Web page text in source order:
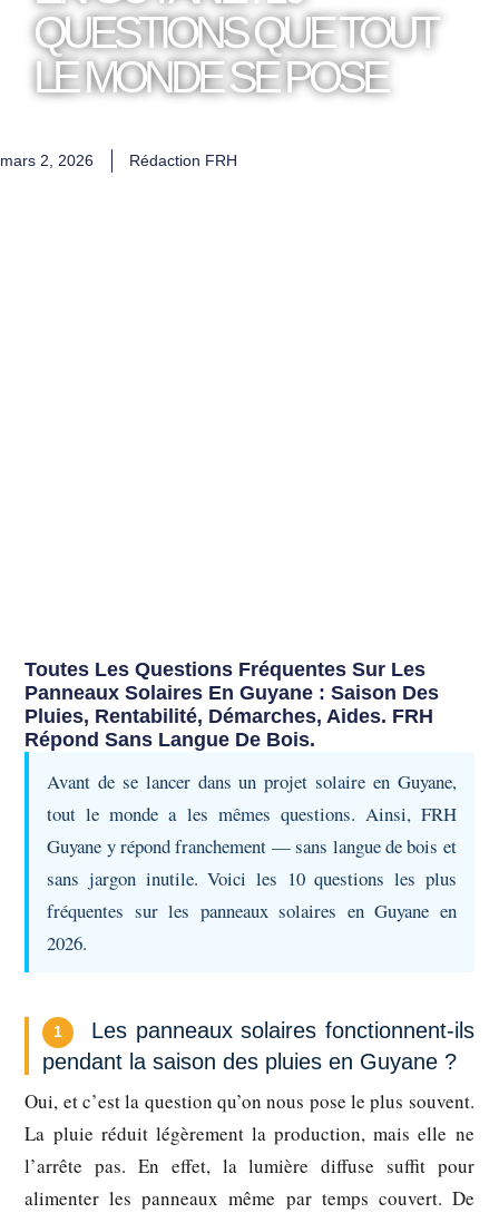
QUESTIONS QUE TOUT
LE MONDE SE POSE
mars 2, 2026 Rédaction FRH
Toutes Les Questions Fréquentes Sur Les
Panneaux Solaires En Guyane : Saison Des
Pluies, Rentabilité, Démarches, Aides. FRH
Répond Sans Langue De Bois.
Avant de se lancer dans un projet solaire en Guyane,
tout le monde a les mêmes questions. Ainsi, FRH
Guyane y répond franchement — sans langue de bois et
sans jargon inutile. Voici les 10 questions les plus
fréquentes sur les panneaux solaires en Guyane en
2026.
1
Les panneaux solaires fonctionnent-ils
pendant la saison des pluies en Guyane ?
Oui, et c’est la question qu’on nous pose le plus souvent.
La pluie réduit légèrement la production, mais elle ne
l’arrête pas. En effet, la lumière diffuse suffit pour
alimenter les panneaux même par temps couvert. De